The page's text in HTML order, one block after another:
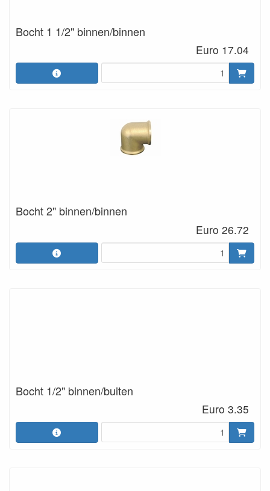
Bocht 1 1/2" binnen/binnen
Euro 17.04
Bocht 2" binnen/binnen
Euro 26.72
Bocht 1/2" binnen/buiten
Euro 3.35